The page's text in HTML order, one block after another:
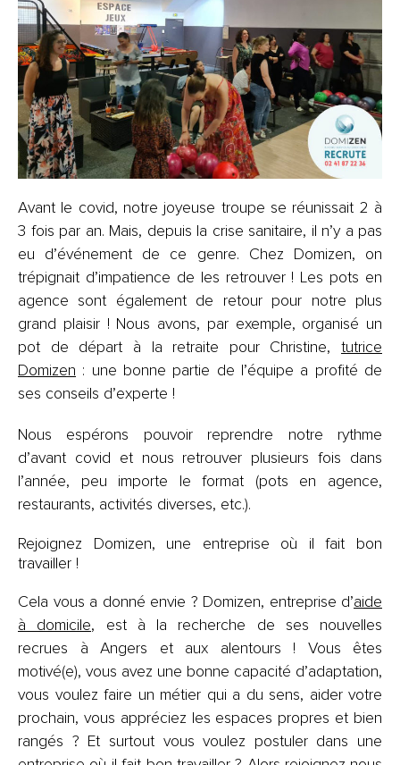
Avant le covid, notre joyeuse troupe se réunissait 2 à
3 fois par an. Mais, depuis la crise sanitaire, il n’y a pas
eu d’événement de ce genre. Chez Domizen, on
trépignait d’impatience de les retrouver ! Les pots en
agence sont également de retour pour notre plus
grand plaisir ! Nous avons, par exemple, organisé un
pot de départ à la retraite pour Christine, tutrice
Domizen : une bonne partie de l’équipe a profité de
ses conseils d’experte !
Nous espérons pouvoir reprendre notre rythme
d’avant covid et nous retrouver plusieurs fois dans
l’année, peu importe le format (pots en agence,
restaurants, activités diverses, etc.).
Rejoignez Domizen, une entreprise où il fait bon
travailler !
Cela vous a donné envie ? Domizen, entreprise d’aide
à domicile, est à la recherche de ses nouvelles
recrues à Angers et aux alentours ! Vous êtes
motivé(e), vous avez une bonne capacité d’adaptation,
vous voulez faire un métier qui a du sens, aider votre
prochain, vous appréciez les espaces propres et bien
rangés ? Et surtout vous voulez postuler dans une